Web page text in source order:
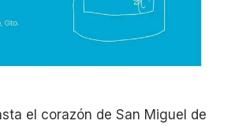
el corazón de San Miguel de